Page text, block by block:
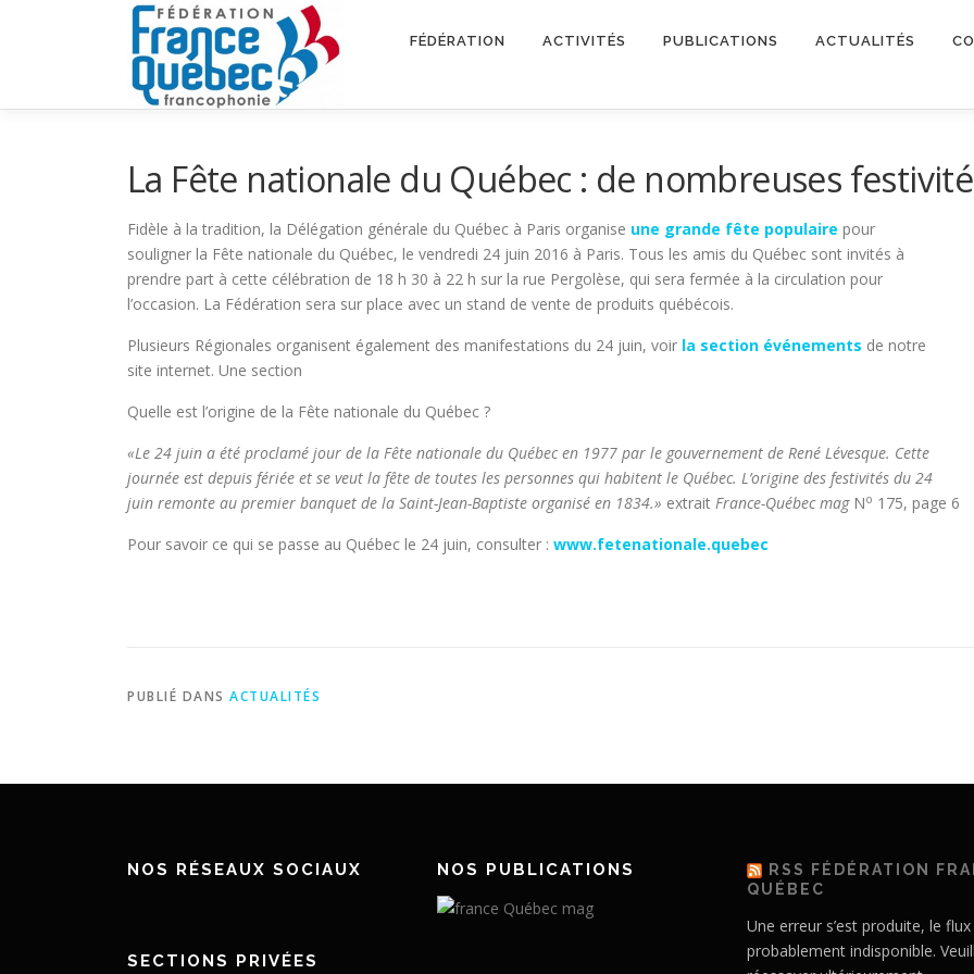
FÉDÉRATION ACTIVITÉS PUBLICATIONS ACTUALITÉS
La Fête nationale du Québec : de nombreuses
Fidèle à la tradition, la Délégation générale du Québec à Paris organise une grande fête populaire pour
souligner la Fête nationale du Québec, le vendredi 24 juin 2016 à Paris. Tous les amis du Québec sont invités à
prendre part à cette célébration de 18 h 30 à 22 h sur la rue Pergolèse, qui sera fermée à la circulation pour
l’occasion. La Fédération sera sur place avec un stand de vente de produits québécois.
Plusieurs Régionales organisent également des manifestations du 24 juin, voir la section événements de notre
site internet. Une section
Quelle est l’origine de la Fête nationale du Québec ?
«Le 24 juin a été proclamé jour de la Fête nationale du Québec en 1977 par le gouvernement de René Lévesque. Cette
journée est depuis fériée et se veut la fête de toutes les personnes qui habitent le Québec. L’origine des festivités du 24
juin remonte au premier banquet de la Saint-Jean-Baptiste organisé en 1834.» extrait France-Québec mag No 175, page 6
Pour savoir ce qui se passe au Québec le 24 juin, consulter : www.fetenationale.quebec
PUBLIÉ DANS ACTUALITÉS
NOS RÉSEAUX SOCIAUX
SECTIONS PRIVÉES
NOS PUBLICATIONS
RSS FÉDÉRATION
QUÉBEC
Une erreur s’est produite, le
probablement indisponible.